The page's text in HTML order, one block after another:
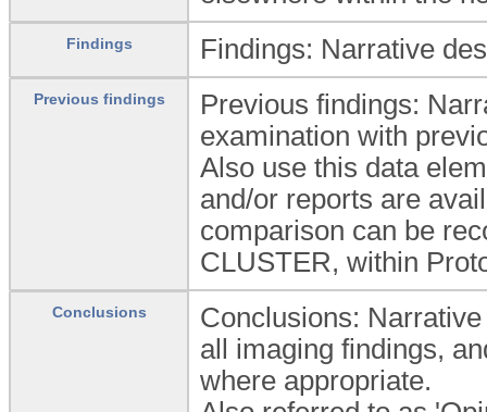
Findings Findings: Narrative
Previous findings
Previous findings:
examination with
Also use this data
and/or reports are
comparison can be
CLUSTER, within
Conclusions
Conclusions:
all imaging findings,
where appropriate.